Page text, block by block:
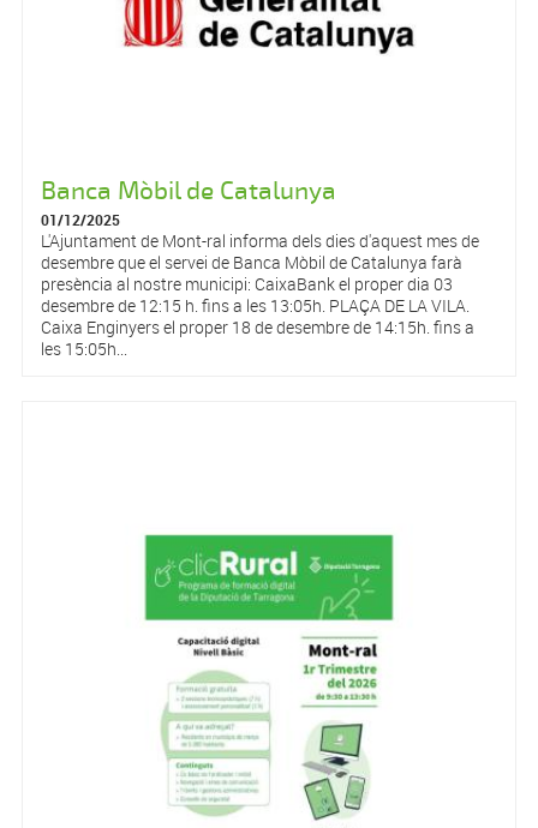
Banca Mòbil de Catalunya
01/12/2025
L'Ajuntament de Mont-ral informa dels dies d'aquest mes de
desembre que el servei de Banca Mòbil de Catalunya farà
presència al nostre municipi: CaixaBank el proper dia 03
desembre de 12:15 h. fins a les 13:05h. PLAÇA DE LA VILA.
Caixa Enginyers el proper 18 de desembre de 14:15h. fins a
les 15:05h...